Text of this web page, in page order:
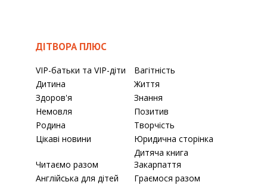
ДІТВОРА ПЛЮС
VIP-батьки та VIP-діти
Вагітність
Дитина
Життя
Здоров'я
Знання
Немовля
Позитив
Родина
Творчість
Цікаві новини
Юридична сторінка
Читаємо разом
Дитяча книга
Закарпаття
Англійська для дітей
Граємося разом